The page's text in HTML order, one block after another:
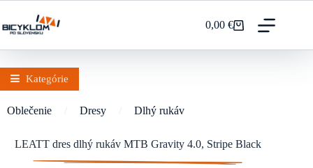
obsah
Nákupný
0,00€
Oblečenie Dresy Dlhý rukáv
LEATT dres dlhý rukáv MTB Gravity 4.0, Stripe Black
Kategórie